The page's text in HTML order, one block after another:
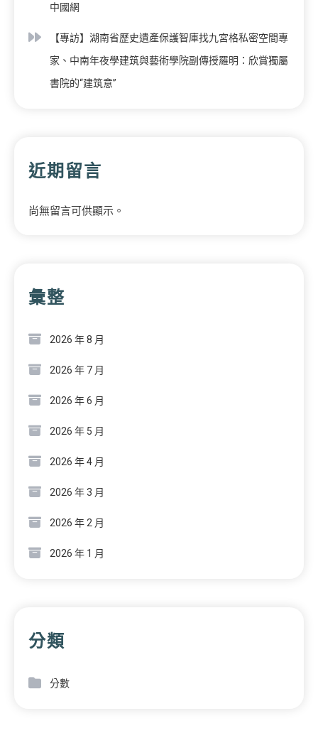
中國網
【專訪】湖南省歷史遺產保護智庫找九宮格私密空間專
家、中南年夜學建筑與藝術學院副傳授羅明：欣賞獨屬
書院的“建筑意”
近期留言
尚無留言可供顯示。
彙整
2026 年 8 月
2026 年 7 月
2026 年 6 月
2026 年 5 月
2026 年 4 月
2026 年 3 月
2026 年 2 月
2026 年 1 月
分類
分數